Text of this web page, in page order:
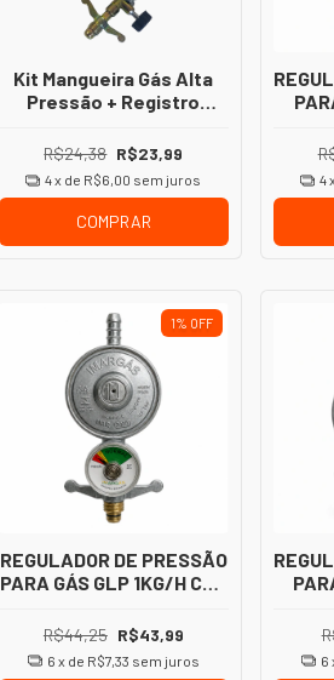
Kit Mangueira Gás Alta
Pressão + Registro
Fogareiro Dia ( 1/4 ou
5/16 )
R$24,38 R$23,99
4x de R$6,00 sem juros
COMPRAR
4
1% OFF
REGULADOR DE PRESSÃO
PARA GÁS GLP 1KG/H COM
R$44,25 R$43,99
6 x de R$7,33 sem juros 6